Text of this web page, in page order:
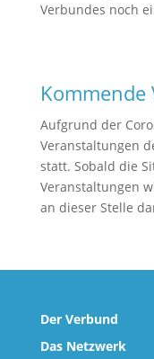
Verbundes noch
Aufgrund der
Veranstaltungen
statt. Sobald die
Veranstaltungen
an dieser Stelle
Der Verbund
Das Netzwerk